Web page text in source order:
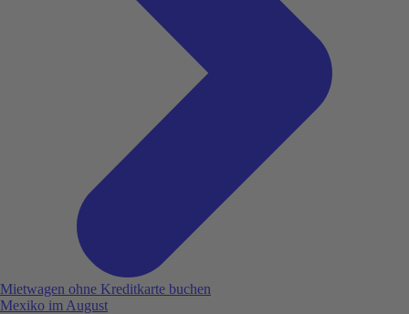
Mietwagen ohne Kreditkarte buchen
Mexiko im August